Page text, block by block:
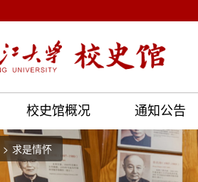
校史馆概况 通知公告
求是情怀